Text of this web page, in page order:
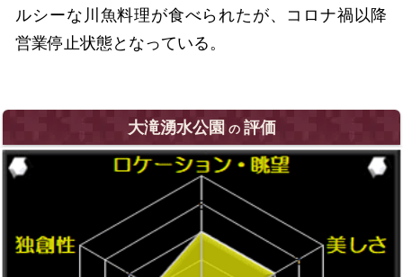
ルシーな川魚料理が食べられたが、コロナ禍以降
営業停止状態となっている。
大滝湧水公園 の 評価